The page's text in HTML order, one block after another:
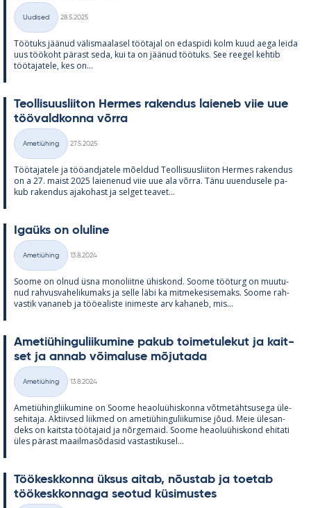
Kategooriad
Uudised
28.5.2025
Töö­tuks jää­nud vä­lis­maa­la­sel töö­ta­jal on edas­pidi kolm kuud aega leida
uus töö­koht pä­rast seda, kui ta on jää­nud töö­tuks. See ree­gel keh­tib
töö­ta­ja­tele, kes on...
Teol­li­suus­lii­ton Her­mes ra­ken­dus lai­e­neb viie uue
töö­vald­konna võrra
Kategooriad
Ametiühing
27.5.2025
Töö­ta­ja­tele ja töö­and­ja­tele mõel­dud Teol­li­suus­lii­ton Her­mes ra­ken­dus
on a 27. maist 2025 lai­e­ne­nud viie uue ala võrra. Tänu uu­en­dusele pa­
kub ra­ken­dus aja­ko­hast ja sel­get tea­vet...
Igaüks on olu­line
Kategooriad
Ametiühing
13.8.2024
Soome on ol­nud üsna mo­no­liitne ühis­kond. Soome töö­turg on muu­tu­
nud rah­vus­va­he­li­ku­maks ja selle läbi ka mit­me­ke­si­se­maks. Soome rah­
vas­tik va­na­neb ja töö­ea­liste ini­meste arv ka­ha­neb, mis...
Ame­tiü­hin­gu­lii­ku­mine pa­kub toi­me­tu­le­kut ja kait­
set ja an­nab või­ma­luse mõ­ju­tada
Kategooriad
Ametiühing
13.8.2024
Ame­tiü­hinglii­ku­mine on Soome heao­luü­his­konna võt­me­täht­susega üle­
se­hi­taja. Ak­tiiv­sed liik­med on ame­tiü­hin­gu­lii­ku­mise jõud. Meie üle­san­
deks on kaitsta töö­ta­jaid ja nõr­ge­maid. Soome heao­luü­his­kond ehi­tati
üles pä­rast maa­il­masõ­da­sid vas­tas­ti­kusel...
Töö­kesk­konna ük­sus ai­tab, nõus­tab ja toe­tab
töö­kesk­kon­naga seo­tud kü­si­mus­tes